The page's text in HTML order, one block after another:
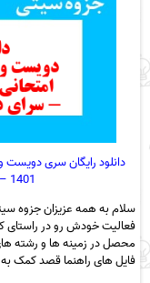
دانلود رایگان سری دویست
1401 – سرای دانش سعادت آباد+ پاسخ
سلام به همه عزیزان جزوه
فعالیت خودش رو در راستای
محصل در زمینه ها و رشته
فایل های راهنما قصد کمک به